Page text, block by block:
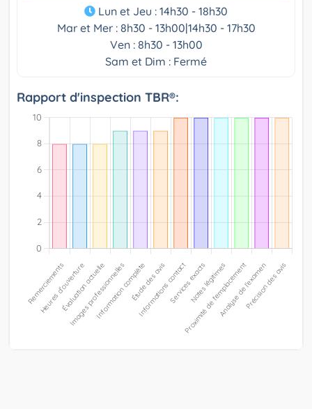
Lun et Jeu : 14h30 - 18h30
Mar et Mer : 8h30 - 13h00|14h30 - 17h30
Ven : 8h30 - 13h00
Sam et Dim : Fermé
Rapport d'inspection TBR®: